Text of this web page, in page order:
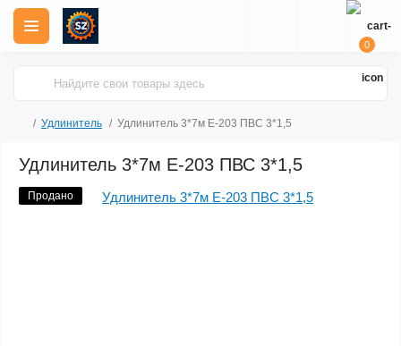
0
Удлинитель Удлинитель 3*7м Е-203 ПВС 3*1,5
Удлинитель 3*7м Е-203 ПВС 3*1,5
Продано